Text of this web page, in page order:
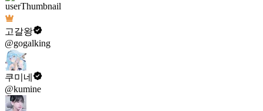
고갈왕
@gogalking
쿠미네
@kumine